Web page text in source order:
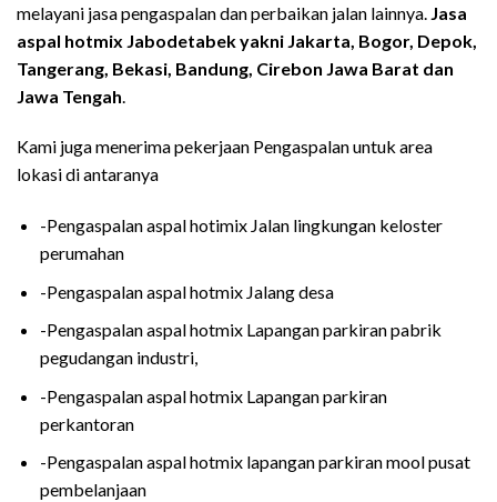
melayani jasa pengaspalan dan perbaikan jalan lainnya. Jasa
aspal hotmix Jabodetabek yakni Jakarta, Bogor, Depok,
Tangerang, Bekasi, Bandung, Cirebon Jawa Barat dan
Jawa Tengah
Kami juga menerima pekerjaan Pengaspalan untuk area
lokasi di antaranya
-Pengaspalan aspal hotimix Jalan lingkungan keloster
perumahan
-Pengaspalan aspal hotmix Jalang desa
-Pengaspalan aspal hotmix Lapangan parkiran pabrik
pegudangan industri,
-Pengaspalan aspal hotmix Lapangan parkiran
perkantoran
-Pengaspalan aspal hotmix lapangan parkiran mool pusat
pembelanjaan